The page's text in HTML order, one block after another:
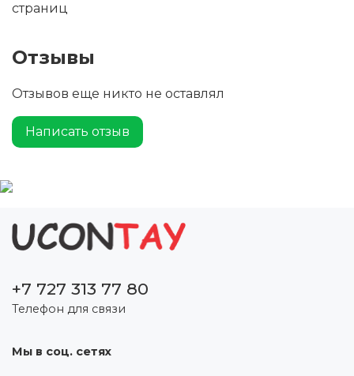
страниц
Отзывы
Отзывов еще никто не оставлял
Написать отзыв
+7 727 313 77 80
Телефон для связи
Мы в соц. сетях